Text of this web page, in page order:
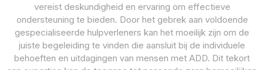
vereist deskundigheid en ervaring om effectieve
ondersteuning te bieden. Door het gebrek aan voldoende
gespecialiseerde hulpverleners kan het moeilijk zijn om de
juiste begeleiding te vinden die aansluit bij de individuele
behoeften en uitdagingen van mensen met ADD. Dit tekort